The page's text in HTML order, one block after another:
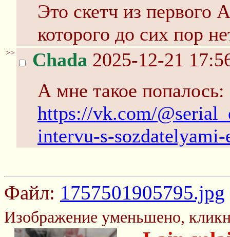
Это скетч из первого
которого до сих пор
>> Chada 2025-12-21
А мне такое попалось:
https://vk.com/
intervu-s-
Файл: 1757501905795.jpg
Изображение уменьшено,